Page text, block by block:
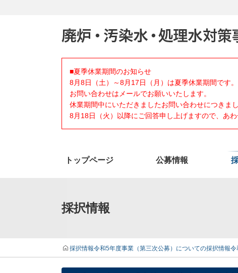
■夏季休業期間のお知らせ
8月8日（土）～8月17日（月）は夏季休業期間です。
お問い合わせはメールでお願いいたします。
休業期間中にいただきましたお問い合わせにつきまし
8月18日（火）以降にご回答申し上げますので、あわ
トップページ 公募情報
採択情報
採択情報令和5年度事業（第三次公募）についての採択情報令